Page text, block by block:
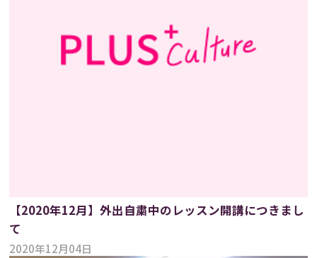
【2020年12月】外出自粛中のレッスン開講につきまし
て
2020年12月04日